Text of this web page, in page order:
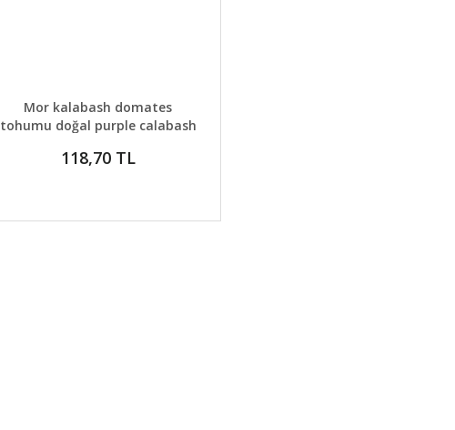
DETAYLAR SEPETE EKLE
Mor kalabash domates
tohumu doğal purple calabash
118,70 TL